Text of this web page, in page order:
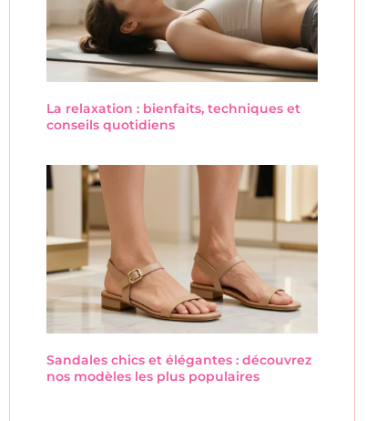
La relaxation : bienfaits, techniques et
conseils quotidiens
Sandales chics et élégantes : découvrez
nos modèles les plus populaires